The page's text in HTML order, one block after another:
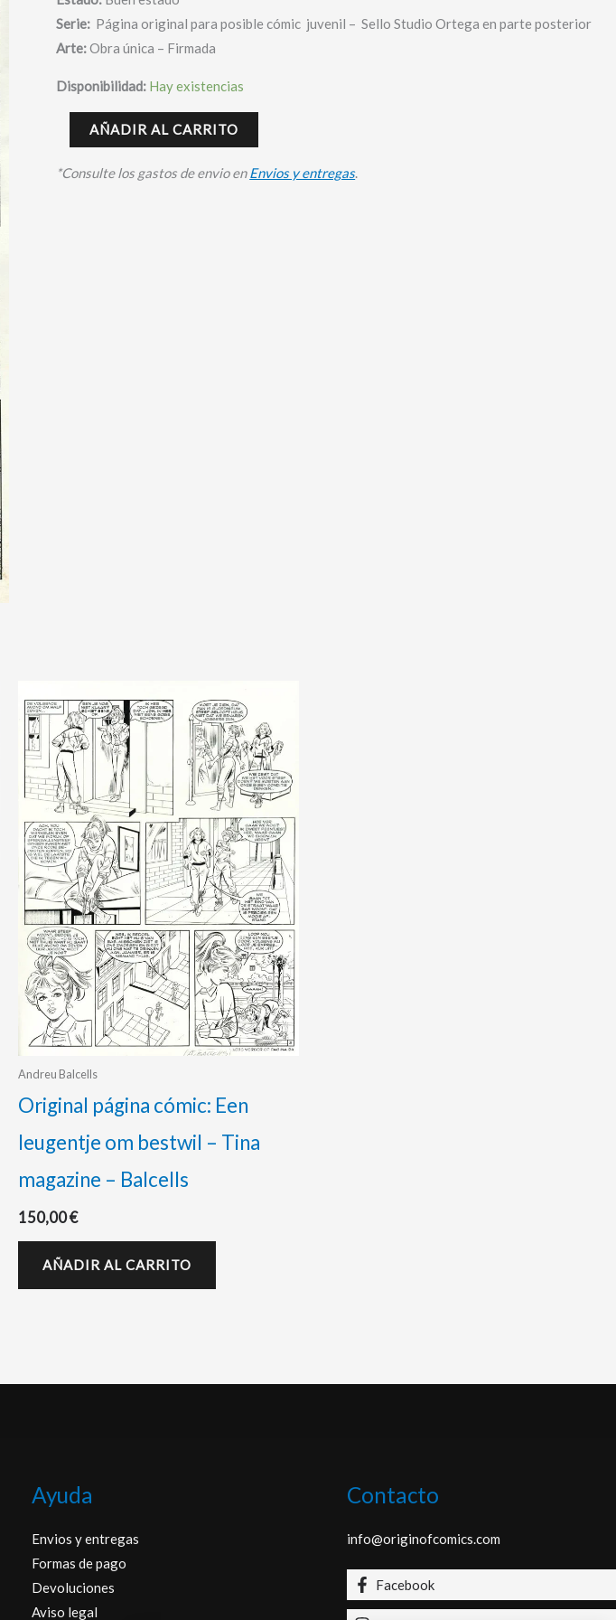
Serie: Página original para posible cómic juvenil – Sello Studio Ortega en parte posterior
Arte:Obra única – Firmada
Disponibilidad: Hay existencias
AÑADIR AL CARRITO
*Consulte los gastos de envio enEnvios y entregas.
Andreu Balcells
Original página cómic: Een
leugentje om bestwil – Tina
magazine – Balcells
150,00€
AÑADIR AL CARRITO
Ayuda
Envios y entregas
Formas de pago
Devoluciones
Aviso legal
Contacto
info@originofcomics.com
Facebook